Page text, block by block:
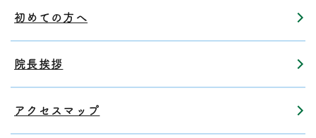
初めての方へ
院長挨拶
アクセスマップ